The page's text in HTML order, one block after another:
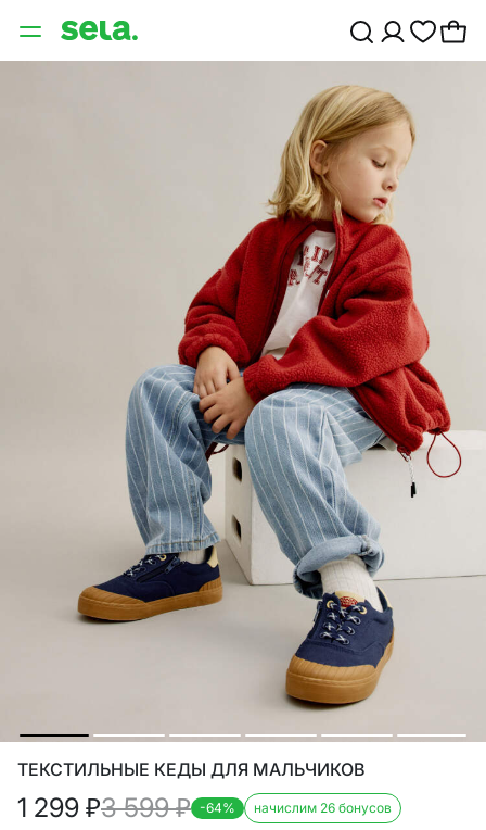
ТЕКСТИЛЬНЫЕ КЕДЫ ДЛЯ МАЛЬЧИКОВ
1 299 ₽3 599₽ -64% начислим 26 бонусов